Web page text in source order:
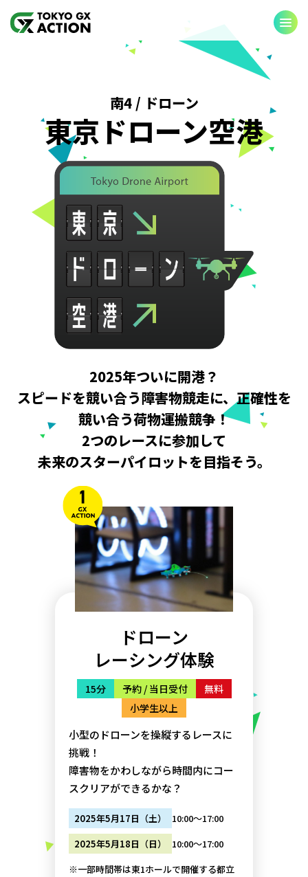
BEGINNING
お知らせ
パートナー企業・団体
公式SNSアカウント
お問い合わせ
プライバシーポリシー
サイトポリシー
SNSアカウント運用ポリシー
TOKYO GX ACTION2026実行委員会
南4 / ドローン
東京ドローン空港
2025年ついに開港？
スピードを競い合う障害物競走に、正確性を
競い合う荷物運搬競争！
2つのレースに参加して
未来のスターパイロットを目指そう。
ドローン
レーシング体験
15分 予約 / 当日受付
無料
小学生以上
小型のドローンを操縦するレースに
挑戦！
障害物をかわしながら時間内にコー
スクリアができるかな？
2025年5月17日（土）
10:00～17:00
2025年5月18日（日）
10:00～17:00
※一部時間帯は東1ホールで開催する都立